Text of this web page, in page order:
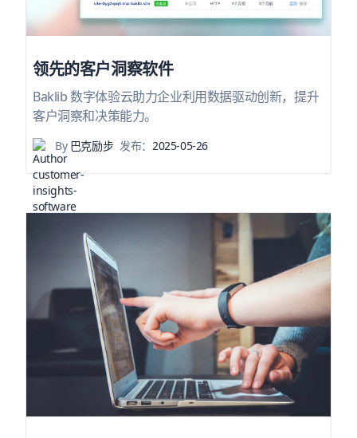
领先的客户洞察软件
Baklib 数字体验云助力企业利用数据驱动创新，提升
客户洞察和决策能力。
By巴克励步 发布：2025-05-26